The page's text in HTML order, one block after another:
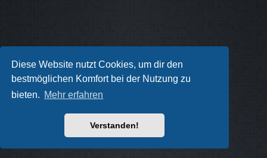
Diese Website nutzt Cookies, um dir den
bestmöglichen Komfort bei der Nutzung zu
bieten. Mehr erfahren
Verstanden!